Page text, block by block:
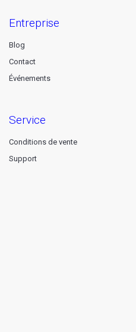
entreprise
Blog
Contact
Événements
service
Conditions de vente
Support